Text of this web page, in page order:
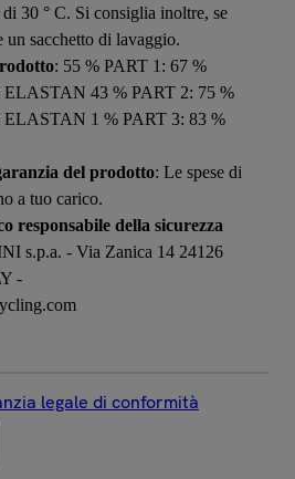
di 30 ° C. Si consiglia inoltre, se
sacchetto di lavaggio.
: 55 % PART 1: 67 %
43 % PART 2: 75 %
1 % PART 3: 83 %
del prodotto: Le spese di
a tuo carico.
responsabile della sicurezza
s.p.a. - Via Zanica 14 24126
-
legale di conformità